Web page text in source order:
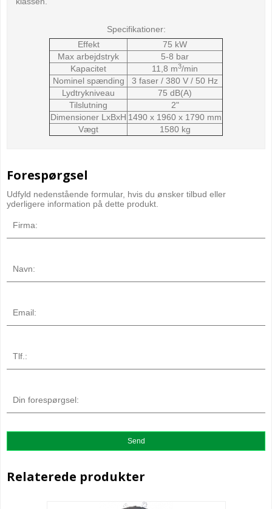
Specifikationer:
Effekt
75 kW
Max arbejdstryk
5-8 bar
Kapacitet
11,8 m3/min
Nominel spænding
3 faser / 380 V / 50 Hz
Lydtrykniveau
75 dB(A)
Tilslutning
2"
Dimensioner LxBxH 1490 x 1960 x 1790 mm
Vægt
1580 kg
Forespørgsel
Udfyld nedenstående formular, hvis du ønsker tilbud eller
yderligere information på dette produkt.
Relaterede produkter